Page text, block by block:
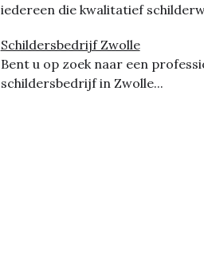
iedereen die kwalitatief
Schildersbedrijf Zwolle
Bent u op zoek naar een
schildersbedrijf in Zwolle...